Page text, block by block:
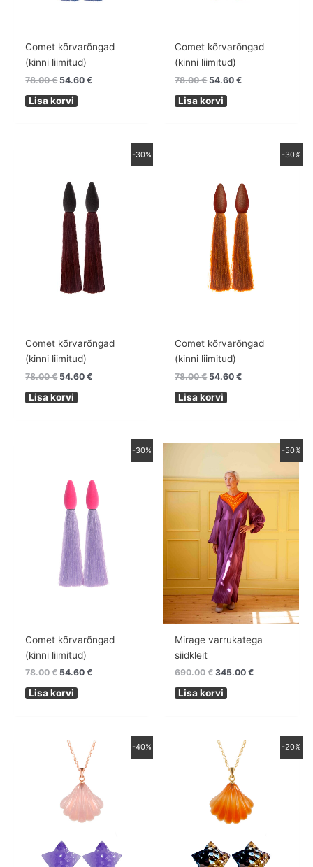
Comet kõrvarõngad
(kinni liimitud)
78.00€ 54.60€
Lisa korvi
Comet kõrvarõngad
(kinni liimitud)
78.00€ 54.60€
Lisa korvi
-30%
Comet kõrvarõngad
(kinni liimitud)
78.00€
78.00 €.
54.60€
54.60 €.
Lisa korvi
-30%
Comet kõrvarõngad
(kinni liimitud)
78.00€
78.00 €.
54.60€
54.60 €.
Lisa korvi
-30%
Comet kõrvarõngad
(kinni liimitud)
78.00€
78.00 €.
54.60€
54.60 €.
Lisa korvi
-50%
Mirage varrukatega
siidkleit
690.00€
oli:
690.00 €.
345.00€
Praegune
345.00 €.
Lisa korvi
-40%
Algne
hind
98.00 €.
Praegune
-20%
Algne
hind
98.00 €.
Praegune
hind